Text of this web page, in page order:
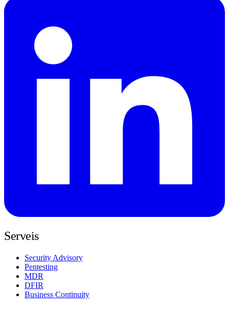
Serveis
Security Advisory
Pentesting
MDR
DFIR
Business Continuity